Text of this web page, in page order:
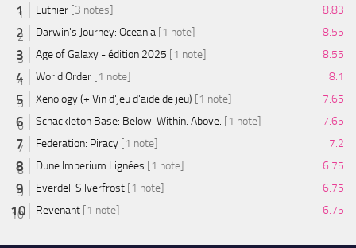
Luthier [3 notes]
8.83
Darwin's Journey: Oceania [1 note]
8.55
Age of Galaxy - édition 2025 [1 note]
8.55
World Order [1 note]
8.1
Xenology (+ Vin d'jeu d'aide de jeu) [1 note]
7.65
Schackleton Base: Below. Within. Above. [1 note]
7.65
Federation: Piracy [1 note]
7.2
Dune Imperium Lignées [1 note]
6.75
Everdell Silverfrost [1 note]
6.75
Revenant [1 note] 6.75